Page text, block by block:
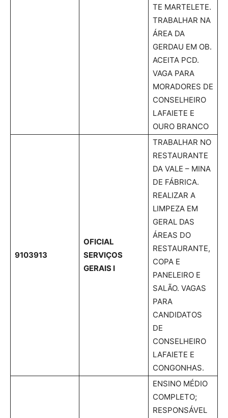
TE MARTELETE.
TRABALHAR NA
ÁREA DA
GERDAU EM OB.
ACEITA PCD.
VAGA PARA
MORADORES DE
CONSELHEIRO
LAFAIETE E
OURO BRANCO
9103913
OFICIAL
SERVIÇOS
GERAIS I
TRABALHAR NO
RESTAURANTE
DA VALE – MINA
DE FÁBRICA.
REALIZAR A
LIMPEZA EM
GERAL DAS
ÁREAS DO
RESTAURANTE,
COPA E
PANELEIRO E
SALÃO. VAGAS
PARA
CANDIDATOS
DE
CONSELHEIRO
LAFAIETE E
CONGONHAS.
ENSINO MÉDIO
COMPLETO;
RESPONSÁVEL